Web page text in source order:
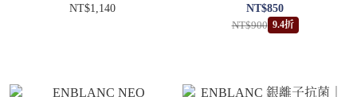
NT$1,140
巾｜100抽10包
NT$850
NT$900 9.4折